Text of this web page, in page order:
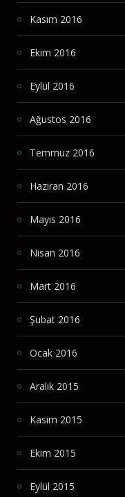
Kasım 2016
Ekim 2016
Eylül 2016
Ağustos 2016
Temmuz 2016
Haziran 2016
Mayıs 2016
Nisan 2016
Mart 2016
Şubat 2016
Ocak 2016
Aralık 2015
Kasım 2015
Ekim 2015
Eylül 2015